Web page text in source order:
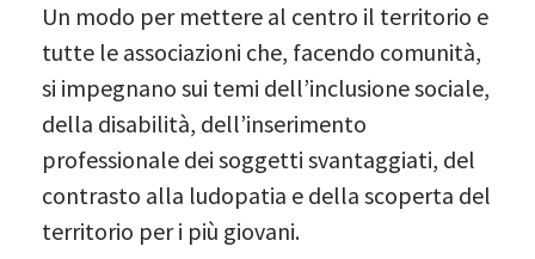
Un modo per mettere al centro il territorio e
tutte le associazioni che, facendo comunità,
si impegnano sui temi dell’inclusione sociale,
della disabilità, dell’inserimento
professionale dei soggetti svantaggiati, del
contrasto alla ludopatia e della scoperta del
territorio per i più giovani.